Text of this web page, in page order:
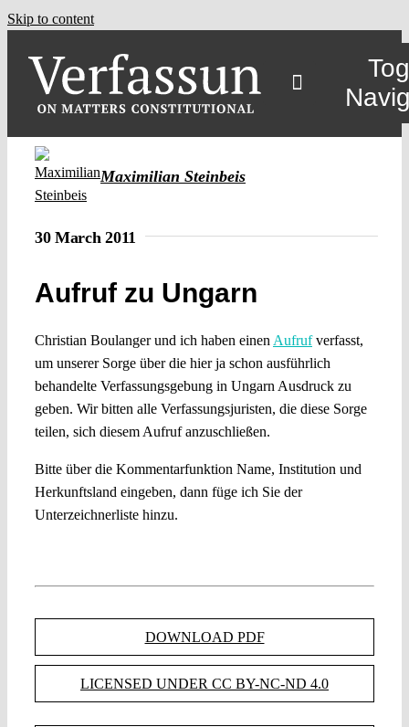
Skip to content
Maximilian Steinbeis
30 March 2011
Aufruf zu Ungarn
Christian Boulanger und ich haben einen Aufrufverfasst,
um unserer Sorge über die hier ja schon ausführlich
behandelte Verfassungsgebung in Ungarn Ausdruck zu
geben. Wir bitten alle Verfassungsjuristen, die diese Sorge
teilen, sich diesem Aufruf anzuschließen.
Bitte über die Kommentarfunktion Name, Institution und
Herkunftsland eingeben, dann füge ich Sie der
Unterzeichnerliste hinzu.
DOWNLOAD PDF
LICENSED UNDER CC BY-NC-ND 4.0